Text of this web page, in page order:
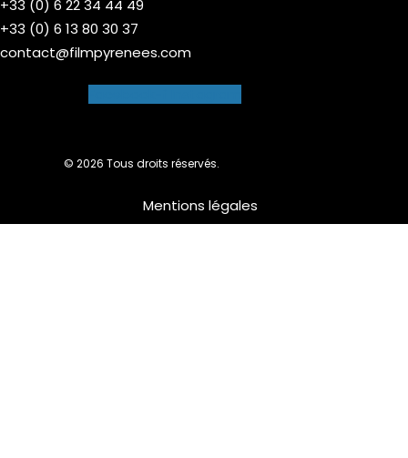
+33 (0) 6 22 34 44 49
+33 (0) 6 13 80 30 37
contact@filmpyrenees.com
© 2026 Tous droits réservés.
Mentions légales